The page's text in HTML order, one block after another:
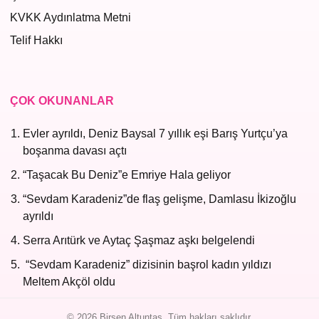
KVKK Aydınlatma Metni
Telif Hakkı
ÇOK OKUNANLAR
Evler ayrıldı, Deniz Baysal 7 yıllık eşi Barış Yurtçu’ya
boşanma davası açtı
“Taşacak Bu Deniz”e Emriye Hala geliyor
“Sevdam Karadeniz”de flaş gelişme, Damlasu İkizoğlu
ayrıldı
Serra Arıtürk ve Aytaç Şaşmaz aşkı belgelendi
“Sevdam Karadeniz” dizisinin başrol kadın yıldızı
Meltem Akçöl oldu